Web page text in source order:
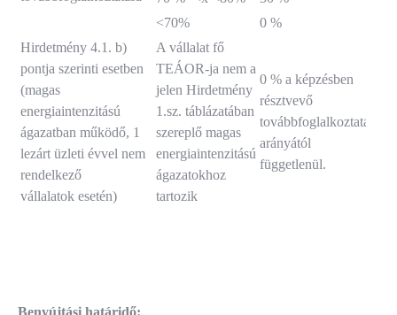
<70%
0 %
Hirdetmény 4.1. b)
pontja szerinti esetben
(magas
energiaintenzitású
ágazatban működő, 1
lezárt üzleti évvel nem
rendelkező
vállalatok esetén)
A vállalat fő
TEÁOR-ja nem a
jelen Hirdetmény
1.sz. táblázatában
szereplő magas
energiaintenzitású
ágazatokhoz
tartozik
0 % a képzésben
résztvevő
továbbfoglalkoztatási
arányától
függetlenül.
Benyújtási határidő: